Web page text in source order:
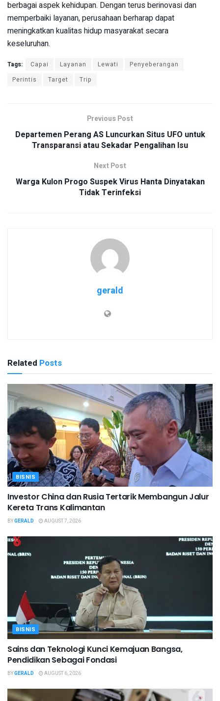
berbagai aspek kehidupan. Dengan terus berinovasi dan
memperbaiki layanan, perusahaan berharap dapat
meningkatkan kualitas hidup masyarakat secara
keseluruhan.
Tags: Capai Layanan Lewati
Penyeberangan
Perintis
Target Trip
Previous Post
Departemen Perang AS Luncurkan Situs UFO untuk
Transparansi atau Sekadar Pengalihan Isu
Next Post
Warga Kulon Progo Suspek Virus Hanta Dinyatakan
Tidak Terinfeksi
gerald
Related Posts
BISNIS
Investor China dan Rusia Tertarik Membangun Jalur
Kereta Trans Kalimantan
BYGERALD AUGUST 7, 2026
BISNIS
Sains dan Teknologi Kunci Kemajuan Bangsa,
Pendidikan Sebagai Fondasi
BYGERALD AUGUST 6, 2026